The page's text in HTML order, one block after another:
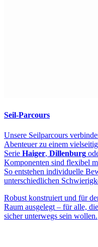
Seil-Parcours
Unsere Seilparcours
Abenteuer zu einem
Serie Haiger, Dillenburg
Komponenten sind flexibel
So entstehen individuelle
unterschiedlichen
Robust konstruiert und für
Raum ausgelegt – für alle,
sicher unterwegs sein wollen.